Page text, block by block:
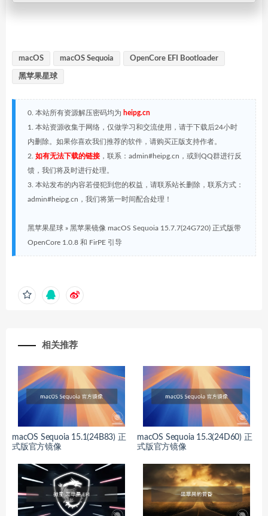
macOS macOS Sequoia OpenCore EFI Bootloader
黑苹果星球
0. 本站所有资源解压密码均为 heipg.cn
1. 本站资源收集于网络，仅做学习和交流使用，请于下载后24小时
内删除。如果你喜欢我们推荐的软件，请购买正版支持作者。
2. 如有无法下载的链接，联系：admin#heipg.cn，或到QQ群进行反
馈，我们将及时进行处理。
3. 本站发布的内容若侵犯到您的权益，请联系站长删除，联系方式：
admin#heipg.cn，我们将第一时间配合处理！
黑苹果星球 » 黑苹果镜像 macOS Sequoia 15.7.7(24G720) 正式版带
OpenCore 1.0.8 和 FirPE 引导
相关推荐
macOS Sequoia 15.1(24B83) 正
式版官方镜像
macOS Sequoia 15.3(24D60) 正
式版官方镜像